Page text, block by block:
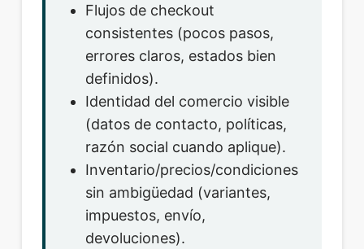
Flujos de checkout
consistentes (pocos pasos,
errores claros, estados bien
definidos).
Identidad del comercio visible
(datos de contacto, políticas,
razón social cuando aplique).
Inventario/precios/condiciones
sin ambigüedad (variantes,
impuestos, envío,
devoluciones).